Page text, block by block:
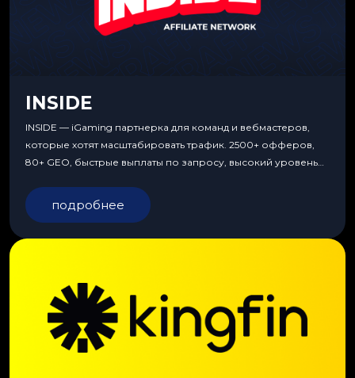
INSIDE
INSIDE — iGaming партнерка для команд и вебмастеров,
которые хотят масштабировать трафик. 2500+ офферов,
80+ GEO, быстрые выплаты по запросу, высокий уровень
подробнее